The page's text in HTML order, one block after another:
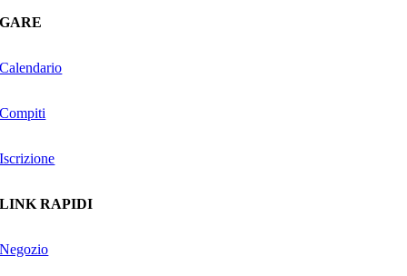
GARE
Calendario
Compiti
Iscrizione
LINK RAPIDI
Negozio